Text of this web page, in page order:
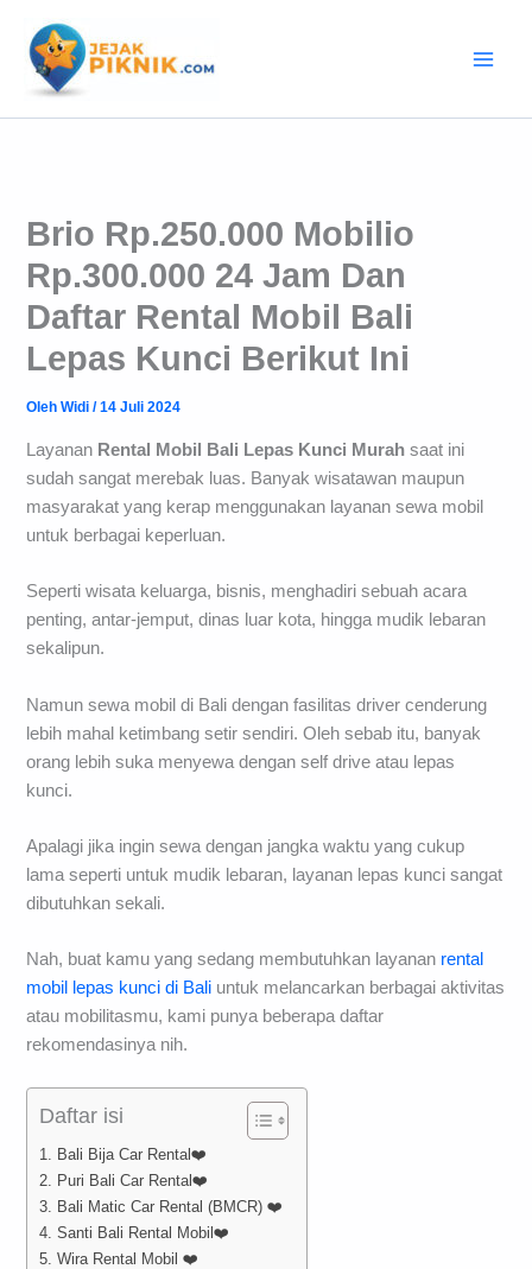
konten
Brio Rp.250.000 Mobilio
Rp.300.000 24 Jam Dan
Daftar Rental Mobil Bali
Lepas Kunci Berikut Ini
OlehWidi/14 Juli 2024
Layanan Rental Mobil Bali Lepas Kunci Murah saat ini
sudah sangat merebak luas. Banyak wisatawan maupun
masyarakat yang kerap menggunakan layanan sewa mobil
untuk berbagai keperluan.
Seperti wisata keluarga, bisnis, menghadiri sebuah acara
penting, antar-jemput, dinas luar kota, hingga mudik lebaran
sekalipun.
Namun sewa mobil di Bali dengan fasilitas driver cenderung
lebih mahal ketimbang setir sendiri. Oleh sebab itu, banyak
orang lebih suka menyewa dengan self drive atau lepas
kunci.
Apalagi jika ingin sewa dengan jangka waktu yang cukup
lama seperti untuk mudik lebaran, layanan lepas kunci sangat
dibutuhkan sekali.
Nah, buat kamu yang sedang membutuhkan layanan rental
mobil lepas kunci di Bali untuk melancarkan berbagai aktivitas
atau mobilitasmu, kami punya beberapa daftar
rekomendasinya nih.
Daftar isi
1. Bali Bija Car Rental❤️
2. Puri Bali Car Rental❤️
3. Bali Matic Car Rental (BMCR) ❤️
4. Santi Bali Rental Mobil❤️
5. Wira Rental Mobil ❤️